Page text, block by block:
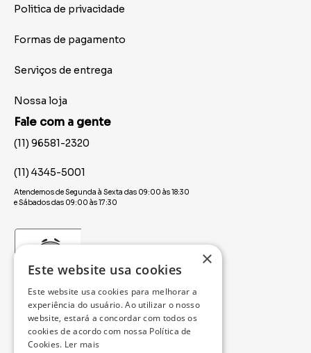
Politica de privacidade
Formas de pagamento
Serviços de entrega
Nossa loja
Fale com a gente
(11) 96581-2320
(11) 4345-5001
Atendemos de Segunda à Sexta das 09:00 às 18:30
e Sábados das 09:00 às 17:30
×
Este website usa cookies
Este website usa cookies para melhorar a
experiência do usuário. Ao utilizar o nosso
website, estará a concordar com todos os
cookies de acordo com nossa Política de
Cookies. Ler mais